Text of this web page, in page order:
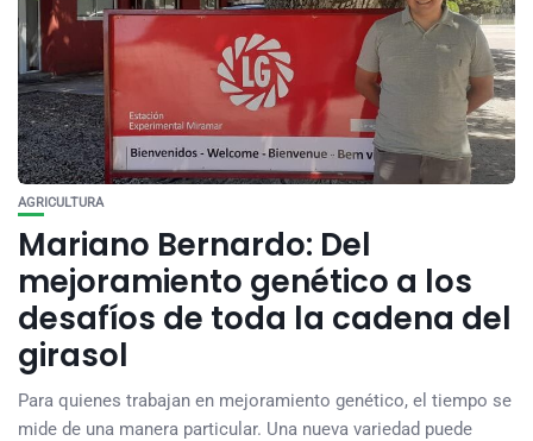
AGRICULTURA
Mariano Bernardo: Del
mejoramiento genético a los
desafíos de toda la cadena del
girasol
Para quienes trabajan en mejoramiento genético, el tiempo se
mide de una manera particular. Una nueva variedad puede